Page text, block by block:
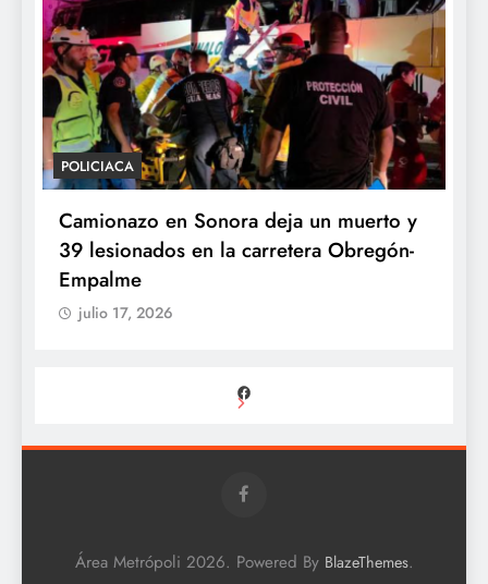
POLICIACA
Camionazo en Sonora deja un muerto y
39 lesionados en la carretera Obregón-
Empalme
julio 17, 2026
Área Metrópoli 2026. Powered By BlazeThemes.